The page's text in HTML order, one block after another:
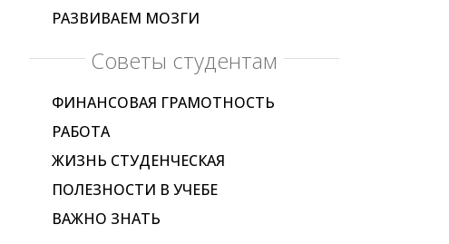
РАЗВИВАЕМ МОЗГИ
Советы студентам
ФИНАНСОВАЯ ГРАМОТНОСТЬ
РАБОТА
ЖИЗНЬ СТУДЕНЧЕСКАЯ
ПОЛЕЗНОСТИ В УЧЕБЕ
ВАЖНО ЗНАТЬ